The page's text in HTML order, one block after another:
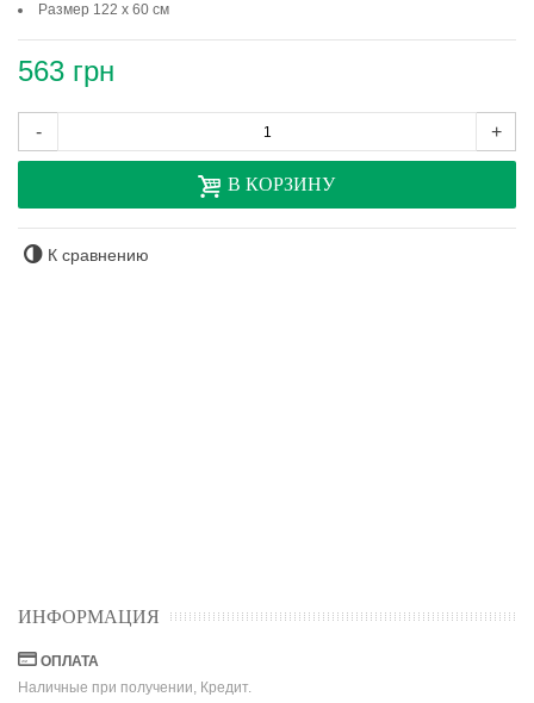
Размер 122 х 60 см
563 грн
- +
В КОРЗИНУ
К сравнению
ИНФОРМАЦИЯ
ОПЛАТА
Наличные при получении, Кредит.